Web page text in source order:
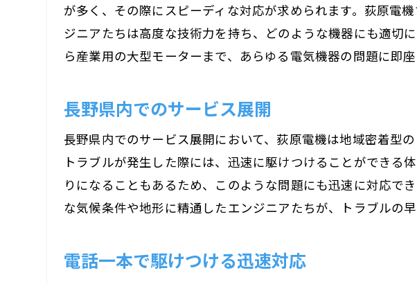
が多く、その際にスピーディな対応が求められます。荻原電
ジニアたちは高度な技術力を持ち、どのような機器にも適切
ら産業用の大型モーターまで、あらゆる電気機器の問題に即
長野県内でのサービス展開
長野県内でのサービス展開において、荻原電機は地域密着型
トラブルが発生した際には、迅速に駆けつけることができる
りになることもあるため、このような問題にも迅速に対応で
な気候条件や地形に精通したエンジニアたちが、トラブルの
電話一本で駆けつける迅速対応